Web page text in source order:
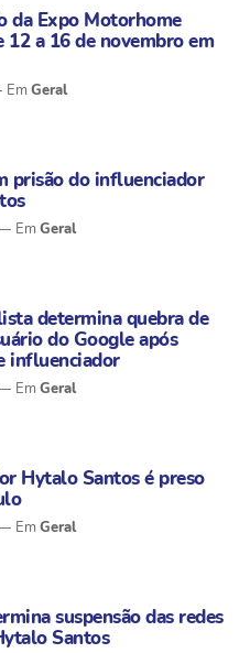
da Expo Motorhome
12 a 16 de novembro em
Geral
prisão do influenciador
Geral
determina quebra de
do Google após
influenciador
Geral
Hytalo Santos é preso
Geral
suspensão das redes
Santos